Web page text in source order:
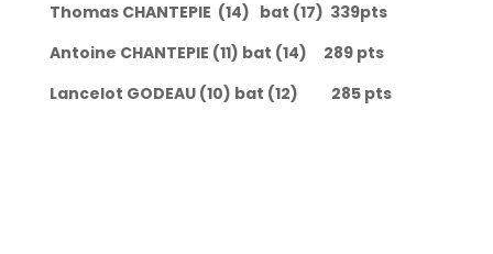
Thomas CHANTEPIE (14) bat (17) 339pts
Antoine CHANTEPIE (11) bat (14) 289 pts
Lancelot GODEAU (10) bat (12) 285 pts